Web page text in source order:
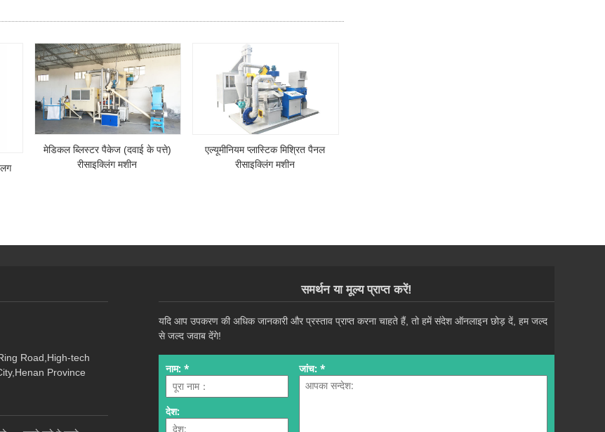
मेडिकल ब्लिस्टर पैकेज (दवाई के पत्ते)
रीसाइक्लिंग मशीन
एल्यूमीनियम प्लास्टिक मिश्रित पैनल
रीसाइक्लिंग मशीन
Road,High-tech
Province
समर्थन या मूल्य प्राप्त करें!
यदि आप उपकरण की अधिक जानकारी और प्रस्ताव प्राप्त करना चाहते हैं, तो हमें संदेश ऑनलाइन छोड़ दें, हम जल्द
से जल्द जवाब देंगे!